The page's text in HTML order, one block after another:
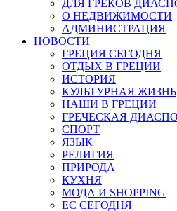
ДЛЯ ГРЕКОВ
О НЕДВИЖИМОСТИ
АДМИНИСТРАЦИЯ
НОВОСТИ
ГРЕЦИЯ СЕГОДНЯ
ОТДЫХ В ГРЕЦИИ
ИСТОРИЯ
КУЛЬТУРНАЯ ЖИЗНЬ
НАШИ В ГРЕЦИИ
ГРЕЧЕСКАЯ
СПОРТ
ЯЗЫК
РЕЛИГИЯ
ПРИРОДА
КУХНЯ
МОДА И SHOPPING
ЕС СЕГОДНЯ